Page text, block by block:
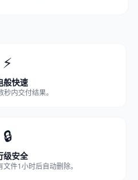
⚡
般快速
内交付结果。
🔒
级安全
件1小时后自动删除。